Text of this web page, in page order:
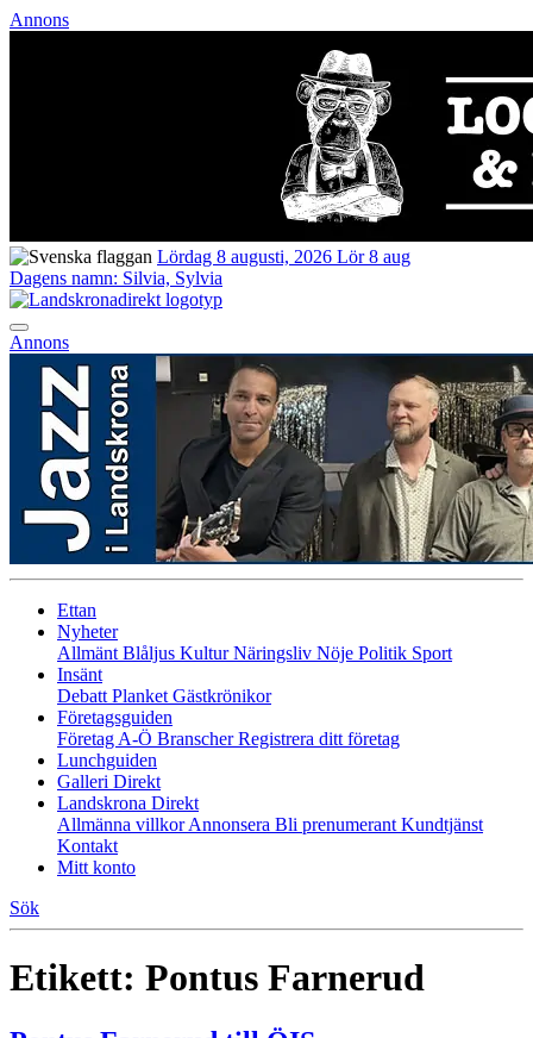
Annons
Lördag 8 augusti, 2026 Lör 8 aug
Dagens namn: Silvia, Sylvia
Annons
Ettan
Nyheter
Allmänt Blåljus KulturNäringsliv Nöje Politik Sport
Insänt
Debatt Planket Gästkrönikor
Företagsguiden
Företag A-Ö BranscherRegistrera ditt företag
Lunchguiden
Galleri Direkt
Landskrona Direkt
Allmänna villkorAnnonsera Bli prenumerant Kundtjänst
Kontakt
Mitt konto
Sök
Etikett: Pontus Farnerud